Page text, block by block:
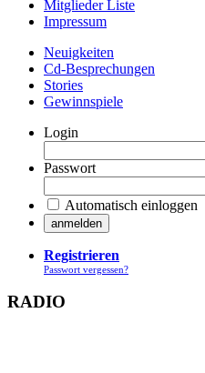
Mitglieder Liste
Impressum
Neuigkeiten
Cd-Besprechungen
Stories
Gewinnspiele
Login
Passwort
Automatisch einloggen
Registrieren
Passwort vergessen?
RADIO